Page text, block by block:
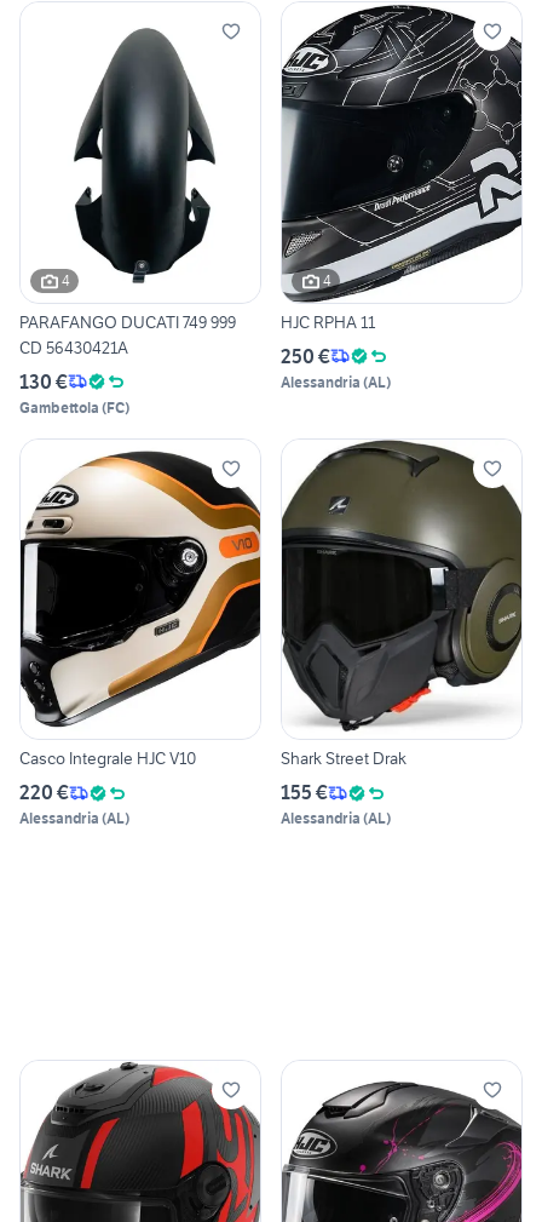
4
PARAFANGO DUCATI 749 999
CD 56430421A
130 €
Gambettola (FC)
4
HJC RPHA 11
250 €
Alessandria (AL)
Casco Integrale HJC V10
220 €
Alessandria (AL)
Shark Street Drak
155 €
Alessandria (AL)